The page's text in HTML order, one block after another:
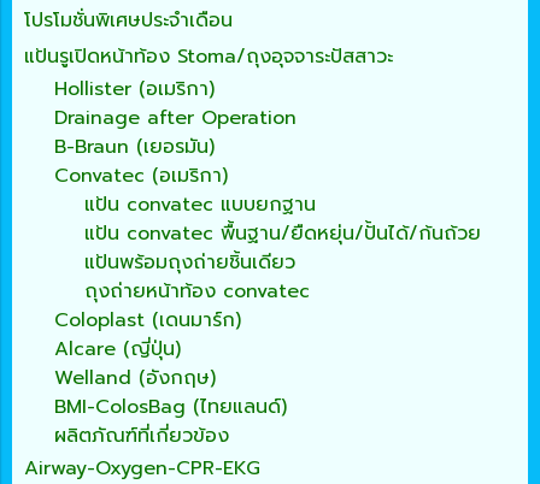
โปรโมชั่นพิเศษประจำเดือน
แป้นรูเปิดหน้าท้อง Stoma/ถุงอุจจาระปัสสาวะ
Hollister (อเมริกา)
Drainage after Operation
B-Braun (เยอรมัน)
Convatec (อเมริกา)
แป้น convatec แบบยกฐาน
แป้น convatec พื้นฐาน/ยืดหยุ่น/ปั้นได้/ก้นถ้วย
แป้นพร้อมถุงถ่ายชิ้นเดียว
ถุงถ่ายหน้าท้อง convatec
Coloplast (เดนมาร์ก)
Alcare (ญี่ปุ่น)
Welland (อังกฤษ)
BMI-ColosBag (ไทยแลนด์)
ผลิตภัณฑ์ที่เกี่ยวข้อง
Airway-Oxygen-CPR-EKG